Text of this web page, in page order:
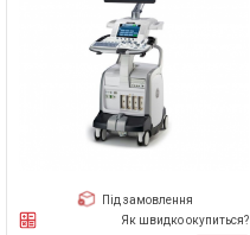
Під замовлення
Як швидко окупиться?